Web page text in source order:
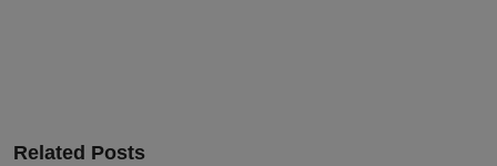
Related Posts